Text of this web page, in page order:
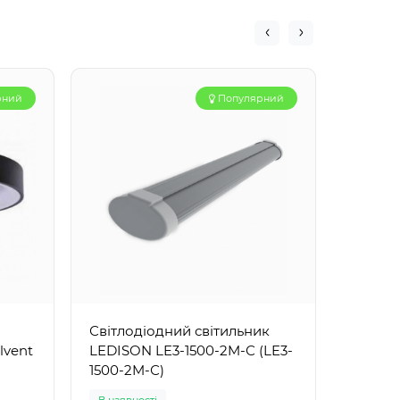
Популярний
Світлодіодний світильник
LEDISON LE3-1500-2M-С (LE3-
1500-2M-С)